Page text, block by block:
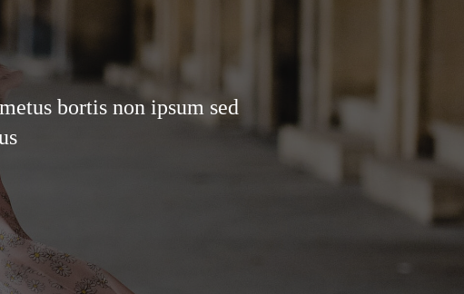
bortis non ipsum sed